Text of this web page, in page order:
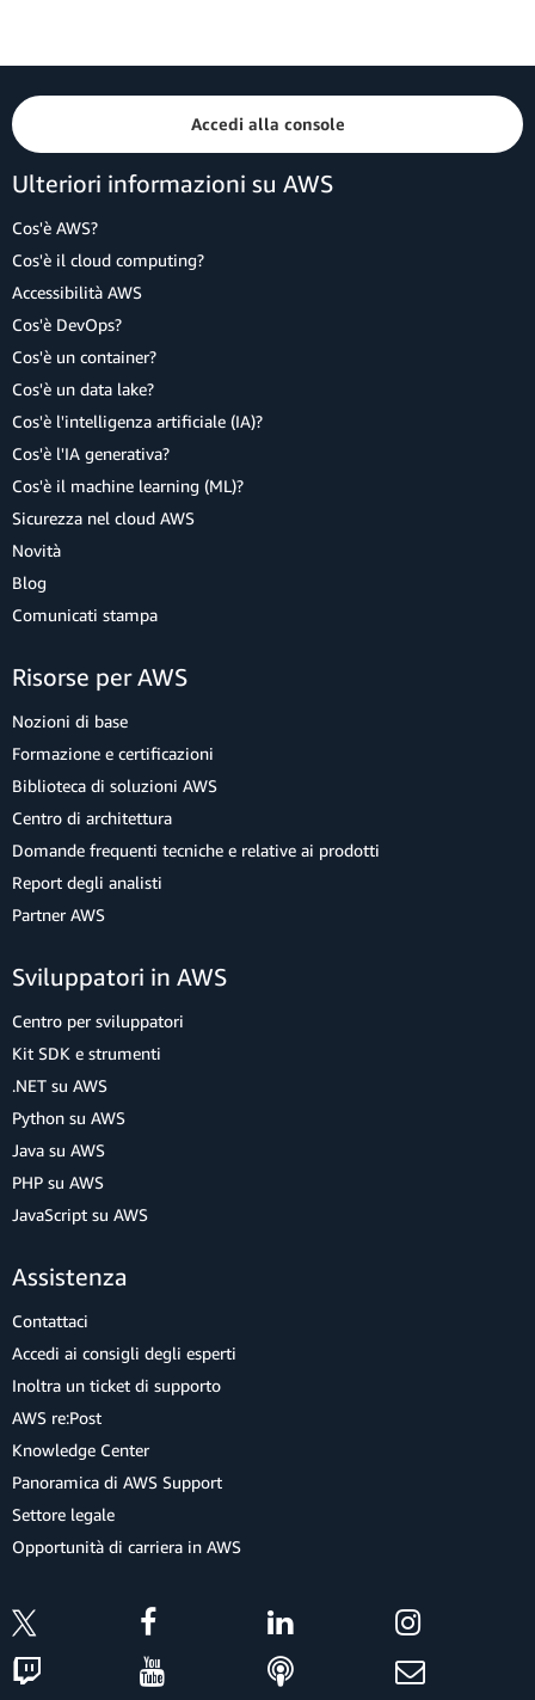
Accedi alla console
Ulteriori informazioni su AWS
Cos'è AWS?
Cos'è il cloud computing?
Accessibilità AWS
Cos'è DevOps?
Cos'è un container?
Cos'è un data lake?
Cos'è l'intelligenza artificiale (IA)?
Cos'è l'IA generativa?
Cos'è il machine learning (ML)?
Sicurezza nel cloud AWS
Novità
Blog
Comunicati stampa
Risorse per AWS
Nozioni di base
Formazione e certificazioni
Biblioteca di soluzioni AWS
Centro di architettura
Domande frequenti tecniche e relative ai prodotti
Report degli analisti
Partner AWS
Sviluppatori in AWS
Centro per sviluppatori
Kit SDK e strumenti
.NET su AWS
Python su AWS
Java su AWS
PHP su AWS
JavaScript su AWS
Assistenza
Contattaci
Accedi ai consigli degli esperti
Inoltra un ticket di supporto
AWS re:Post
Knowledge Center
Panoramica di AWS Support
Settore legale
Opportunità di carriera in AWS